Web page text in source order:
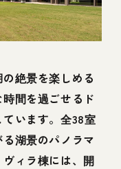
泊まれるコテ
泊まれる宿】
泊まれる宿】
ーン
絶景を楽しめる
間を過ごせるド
います。全38室
湖景のパノラマ
ィラ棟には、開